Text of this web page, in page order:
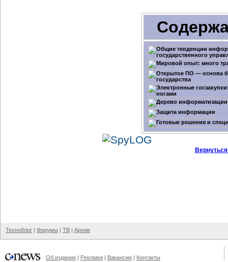
Техноблог | Форумы | ТВ | Архив
Об издании | Реклама | Вакансии | Контакты